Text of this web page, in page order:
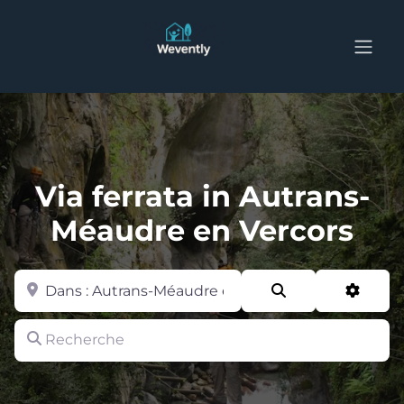
Via ferrata in Autrans-
Méaudre en Vercors
Recherche
Zone